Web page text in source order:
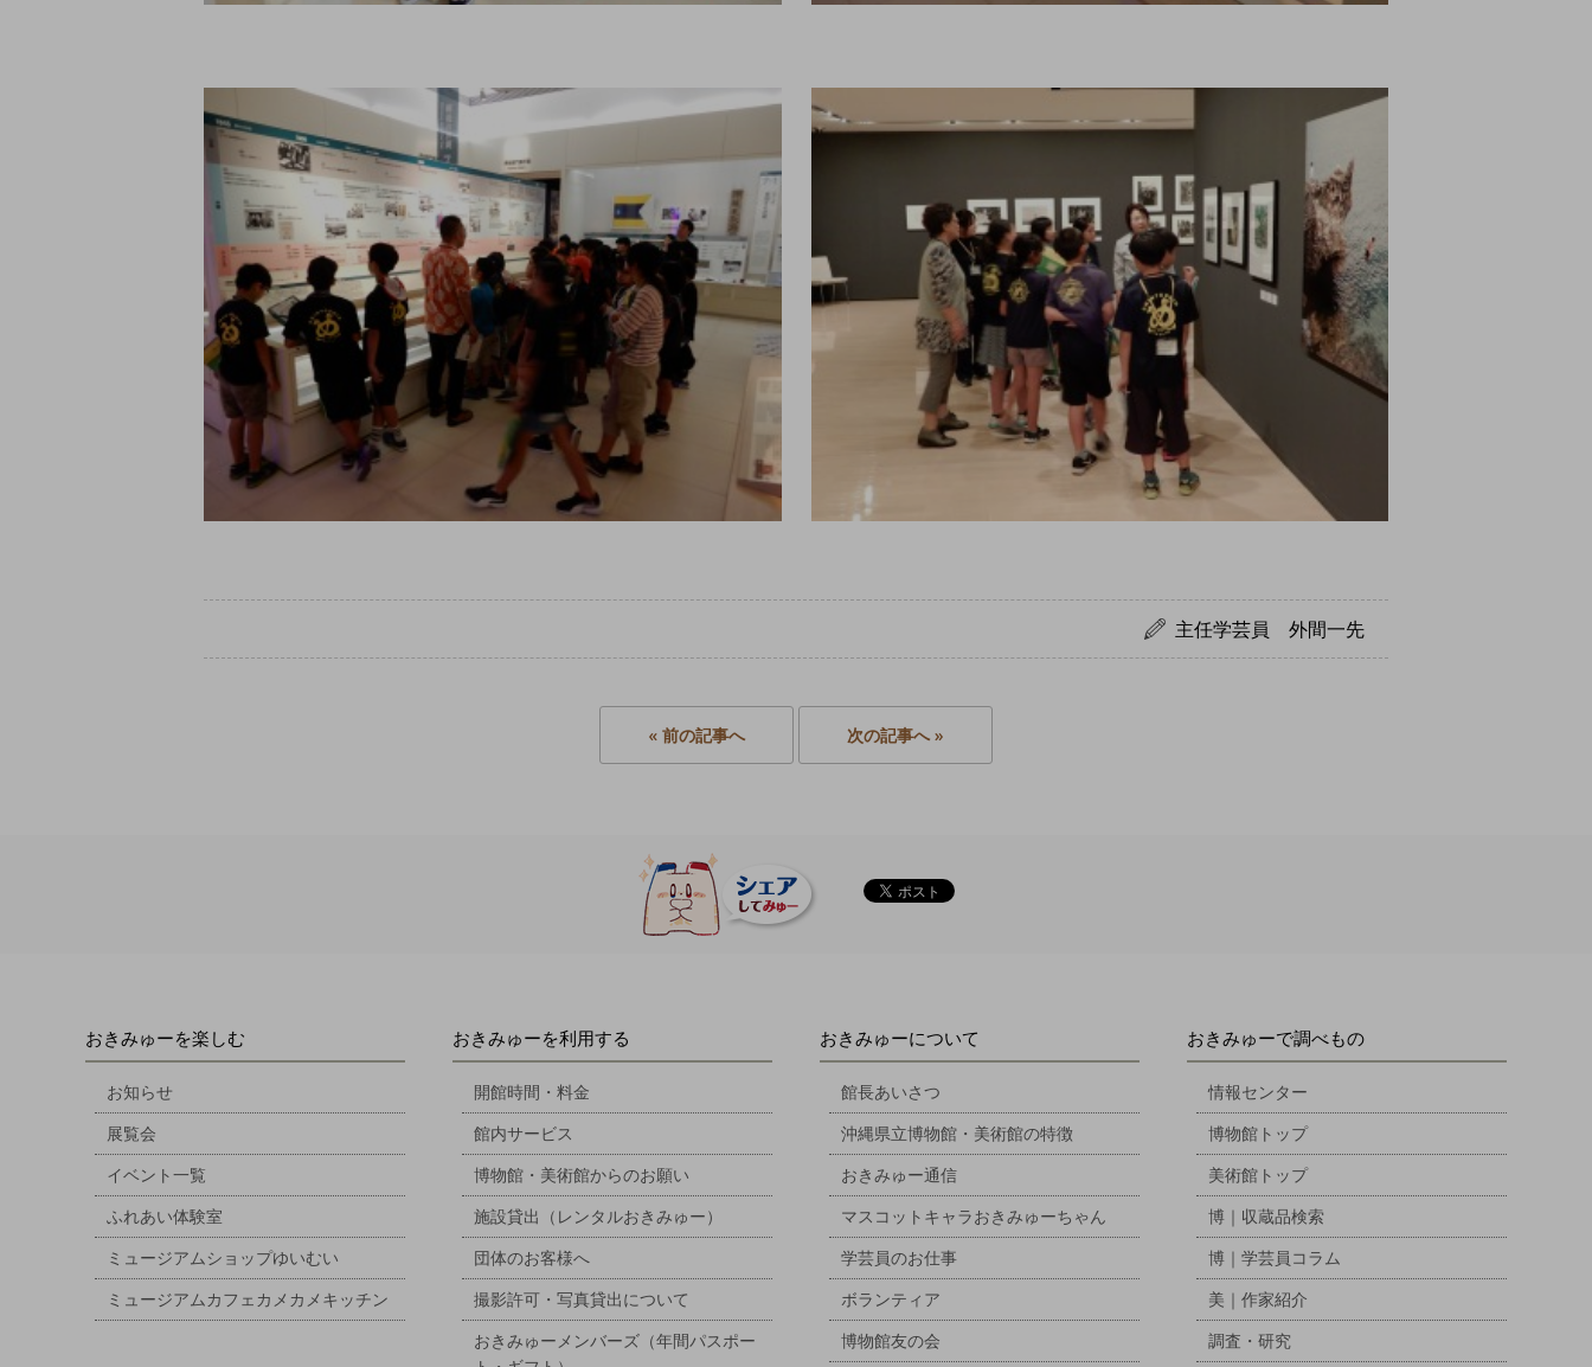
主任学芸員 外間一先
« 前の記事へ 次の記事へ »
おきみゅーを楽しむ
お知らせ
展覧会
イベント一覧
ふれあい体験室
ミュージアムショップゆいむい
ミュージアムカフェカメカメキッチン
おきみゅーを利用する
開館時間・料金
館内サービス
博物館・美術館からのお願い
施設貸出（レンタルおきみゅー）
団体のお客様へ
撮影許可・写真貸出について
おきみゅーメンバーズ（年間パスポー
おきみゅーについて
館長あいさつ
沖縄県立博物館・美術館の特徴
おきみゅー通信
マスコットキャラおきみゅーちゃん
学芸員のお仕事
ボランティア
博物館友の会
おきみゅーで調べもの
情報センター
博物館トップ
美術館トップ
博｜収蔵品検索
博｜学芸員コラム
美｜作家紹介
調査・研究